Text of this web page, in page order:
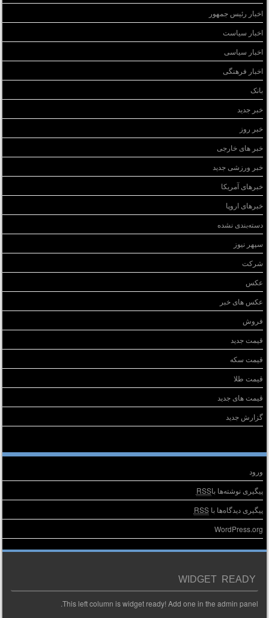
اخبار رئیس جمهور
اخبار سیاست
اخبار سیاسی
اخبار فرهنگی
بانک
خبر جدید
خبر روز
خبر های خارجی
خبر ورزشی جدید
خبرهای آمریکا
خبرهای اروپا
دسته‌بندی نشده
سپهر نیوز
شرکت
عکس
عکس های خبر
فروش
قیمت جدید
قیمت سکه
قیمت طلا
قیمت های جدید
گزارش جدید
ورود
پیگیری نوشته‌ها باRSS
پیگیری دیدگاه‌ها باRSS
WordPress.org
WIDGET READY
This left column is widget ready! Add one in the admin panel.